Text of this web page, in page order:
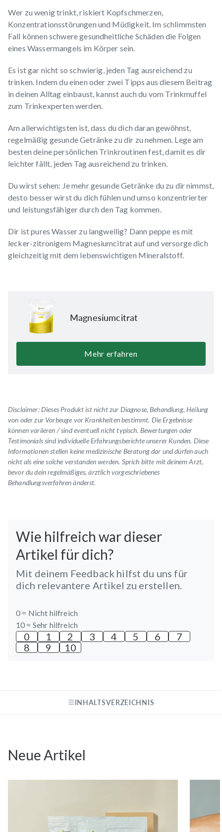
Wer zu wenig trinkt, riskiert Kopfschmerzen,
Konzentrationsstörungen und Müdigkeit. Im schlimmsten
Fall können schwere gesundheitliche Schäden die Folgen
eines Wassermangels im Körper sein.
Es ist gar nicht so schwierig, jeden Tag ausreichend zu
trinken. Indem du einen oder zwei Tipps aus diesem Beitrag
in deinen Alltag einbaust, kannst auch du vom Trinkmuffel
zum Trinkexperten werden.
Am allerwichtigsten ist, dass du dich daran gewöhnst,
regelmäßig gesunde Getränke zu dir zu nehmen. Lege am
besten deine persönlichen Trinkroutinen fest, damit es dir
leichter fällt, jeden Tag ausreichend zu trinken.
Du wirst sehen: Je mehr gesunde Getränke du zu dir nimmst,
desto besser wirst du dich fühlen und umso konzentrierter
und leistungsfähiger durch den Tag kommen.
Dir ist pures Wasser zu langweilig? Dann peppe es mit
lecker-zitronigem Magnesiumcitratauf und versorge dich
gleichzeitig mit dem lebenswichtigen Mineralstoff.
Magnesiumcitrat
Mehr erfahren
Disclaimer: Dieses Produkt ist nicht zur Diagnose, Behandlung, Heilung
von oder zur Vorbeuge vor Krankheiten bestimmt. Die Ergebnisse
können variieren / sind eventuell nicht typisch. Bewertungen oder
Testimonialssind individuelle Erfahrungsberichte unserer Kunden. Diese
Informationen stellen keine medizinische Beratung dar und dürfen auch
nicht als eine solche verstanden werden. Sprich bitte mit deinem Arzt,
bevor du dein regelmäßiges, ärztlich vorgeschriebenes
Behandlungsverfahren änderst.
Wie hilfreich war dieser
Artikel für dich?
Mit deinem Feedback hilfst du uns für
dich relevantere Artikel zu erstellen.
0 = Nicht hilfreich
10 = Sehr hilfreich
0 1 2 3 4 5 6
7
8
9 10
INHALTSVERZEICHNIS
Neue Artikel